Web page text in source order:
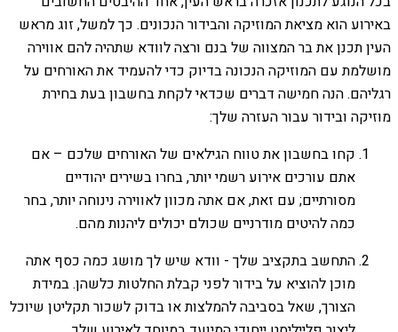
באירוע הוא מציאת המוזיקה והבידור הנכונים. כך למשל, זוג מראש
העין תכנן את בר המצווה של בנם ורצה לוודא שתהיה להם אווירה
מושלמת עם המוזיקה הנכונה בדיוק כדי להעמיד את האורחים על
רגליהם. הנה חמישה דברים שכדאי לקחת בחשבון בעת בחירת
מוזיקה ובידור עבור העזרה שלך:
קחו בחשבון את טווח הגילאים של האורחים שלכם – אם
אתם עורכים אירוע רשמי יותר, בחרו בשירים יהודיים
מסורתיים; עם זאת, אם אתה מכוון לאווירה נינוחה יותר, בחר
כמה להיטים מודרניים שכולם יכולים ליהנות מהם.
התחשב בתקציב שלך - וודא שיש לך מושג כמה כסף אתה
מוכן להוציא על בידור לפני קבלת החלטות כלשהן. במידת
הצורך, שאל בסביבה להמלצות או בדוק לשכור תקליטן שיוכל